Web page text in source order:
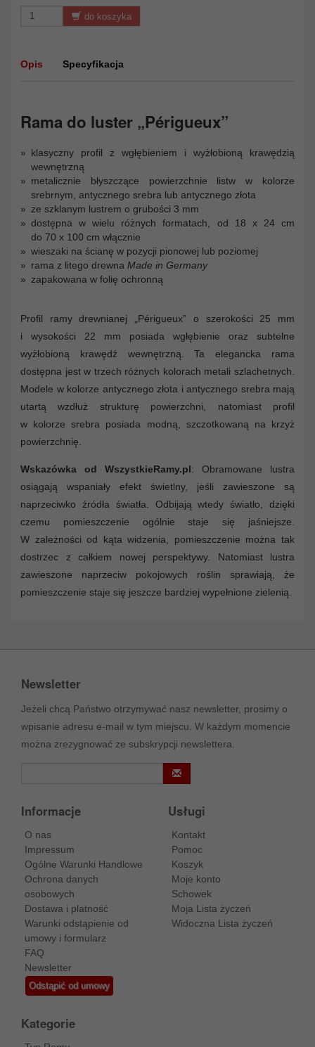
do koszyka
Opis Specyfikacja
Rama do luster „Périgueux”
klasyczny profil z wgłębieniem i wyżłobioną krawędzią
wewnętrzną
metalicznie błyszczące powierzchnie listw w kolorze
srebrnym, antycznego srebra lub antycznego złota
ze szklanym lustrem o grubości 3 mm
dostępna w wielu różnych formatach, od 18 x 24 cm
do 70 x 100 cm włącznie
wieszaki na ścianę w pozycji pionowej lub poziomej
rama z litego drewna Made in Germany
zapakowana w folię ochronną
Profil ramy drewnianej „Périgueux” o szerokości 25 mm
i wysokości 22 mm posiada wgłębienie oraz subtelne
wyżłobioną krawędź wewnętrzną. Ta elegancka rama
dostępna jest w trzech różnych kolorach metali szlachetnych.
Modele w kolorze antycznego złota i antycznego srebra mają
utartą wzdłuż strukturę powierzchni, natomiast profil
w kolorze srebra posiada modną, szczotkowaną na krzyż
powierzchnię.
Wskazówka od WszystkieRamy.pl: Obramowane lustra
osiągają wspaniały efekt świetlny, jeśli zawieszone są
naprzeciwko źródła światła. Odbijają wtedy światło, dzięki
czemu pomieszczenie ogólnie staje się jaśniejsze.
W zależności od kąta widzenia, pomieszczenie można tak
dostrzec z całkiem nowej perspektywy. Natomiast lustra
zawieszone naprzeciw pokojowych roślin sprawiają, że
pomieszczenie staje się jeszcze bardziej wypełnione zielenią.
Newsletter
Jeżeli chcą Państwo otrzymywać nasz newsletter, prosimy o
wpisanie adresu e-mail w tym miejscu. W każdym momencie
można zrezygnować ze subskrypcji newslettera.
Informacje
O nas
Impressum
Ogólne Warunki Handlowe
Ochrona danych
osobowych
Dostawa i platność
Warunki odstąpienie od
umowy i formularz
FAQ
Newsletter
Odstąpić od umowy
Usługi
Kontakt
Pomoc
Koszyk
Moje konto
Schowek
Moja Lista życzeń
Widoczna Lista życzeń
Kategorie